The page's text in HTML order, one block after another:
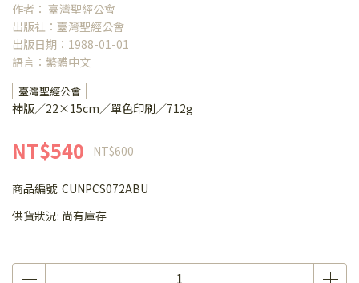
作者： 臺灣聖經公會
出版社：臺灣聖經公會
出版日期：1988-01-01
語言：繁體中文
臺灣聖經公會
神版／22×15cm／單色印刷／712g
NT$540 NT$600
商品編號: CUNPCS072ABU
供貨狀況: 尚有庫存